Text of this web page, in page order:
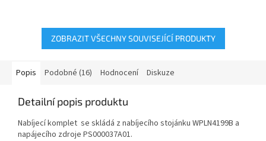
ZOBRAZIT VŠECHNY SOUVISEJÍCÍ PRODUKTY
Popis Podobné (16) Hodnocení Diskuze
Detailní popis produktu
Nabíjecí komplet se skládá z nabíjecího stojánku WPLN4199B a
napájecího zdroje PS000037A01.